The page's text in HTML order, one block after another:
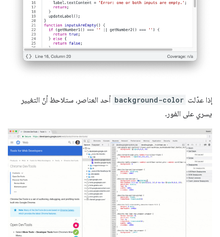
إذا عدّلت background-color أحد العناصر، ستلاحظ أنّ التغيير
يسري على الفور.